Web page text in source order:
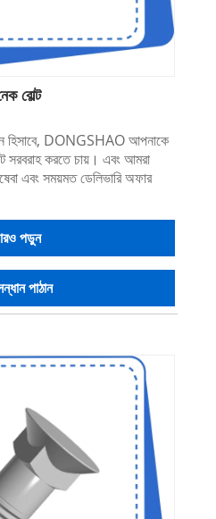
বোল্ট
হিসাবে, DONGSHAO আপনাকে
সরবরাহ করতে চায়। এবং আমরা
এবং সময়মত ডেলিভারি অফার
পড়ুন
পাঠান